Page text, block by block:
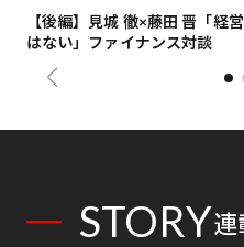
【後編】見城 徹×藤田 晋「経
はない」ファイナンス対談
STORY連